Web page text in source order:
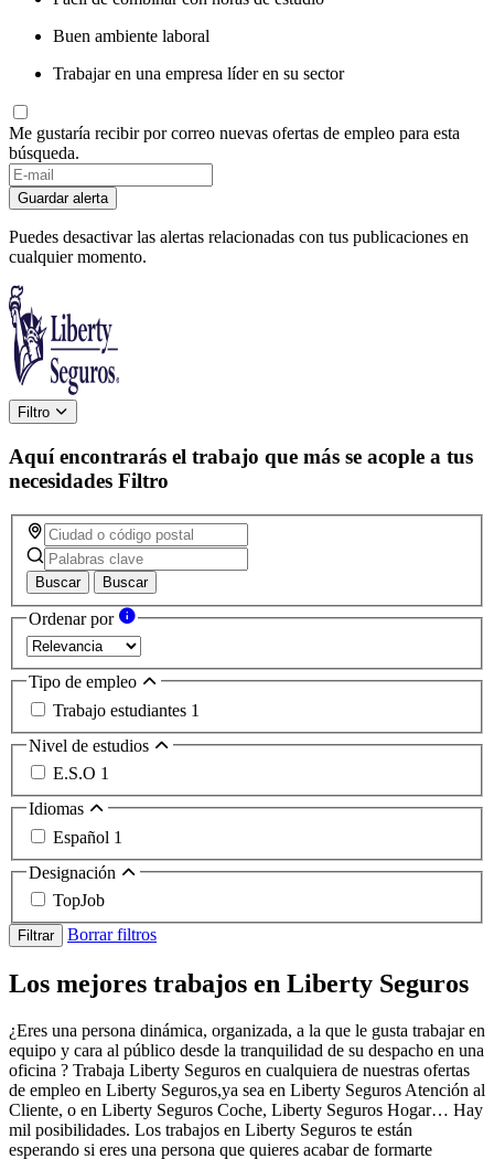
Buen ambiente laboral
Trabajar en una empresa líder en su sector
Me gustaría recibir por correo nuevas ofertas de empleo para esta
búsqueda.
Guardar alerta
Puedes desactivar las alertas relacionadas con tus publicaciones en
cualquier momento.
Filtro
Aquí encontrarás el trabajo que más se acople a tus
necesidades Filtro
Buscar Buscar
Ordenar por
Tipo de empleo
Trabajo estudiantes 1
Nivel de estudios
E.S.O 1
Idiomas
Español 1
Designación
TopJob
Filtrar Borrar filtros
Los mejores trabajos en Liberty Seguros
¿Eres una persona dinámica, organizada, a la que le gusta trabajar en
equipo y cara al público desde la tranquilidad de su despacho en una
oficina ? Trabaja Liberty Seguros en cualquiera de nuestras ofertas
de empleo en Liberty Seguros,ya sea en Liberty Seguros Atención al
Cliente, o en Liberty Seguros Coche, Liberty Seguros Hogar… Hay
mil posibilidades. Los trabajos en Liberty Seguros te están
esperando si eres una persona que quieres acabar de formarte